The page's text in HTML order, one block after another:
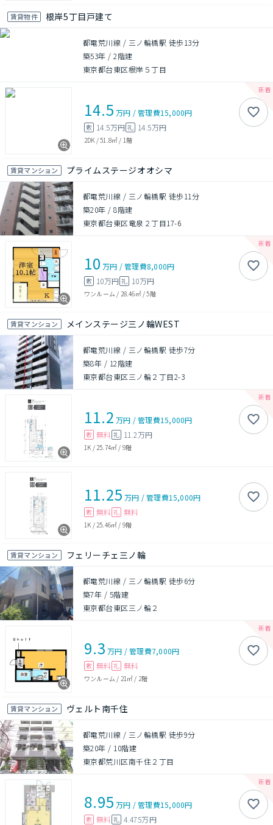
賃貸物件 根岸5丁目戸建て
都電荒川線 / 三ノ輪橋駅 徒歩13分
築53年 /2階建
東京都台東区根岸５丁目
14.5 万円 /管理費15,000円
敷 14.5万円 礼 14.5万円
2DK /51.8㎡ / 1階
賃貸マンション プライムステージオオシマ
都電荒川線 / 三ノ輪橋駅 徒歩11分
築20年 /8階建
東京都台東区竜泉２丁目17-6
10 万円 /管理費8,000円
敷 10万円 礼 10万円
ワンルーム / 28.46㎡/5階
賃貸マンション メインステージ三ノ輪WEST
都電荒川線 / 三ノ輪橋駅 徒歩7分
築8年 / 12階建
東京都台東区三ノ輪２丁目2-3
11.2 万円 /管理費15,000円
敷 無料 礼 11.2万円
1K / 25.74㎡ / 9階
11.25 万円 /管理費15,000円
敷 無料 礼 無料
1K / 25.46㎡ / 9階
賃貸マンション フェリーチェ三ノ輪
都電荒川線 / 三ノ輪橋駅 徒歩6分
築7年 / 5階建
東京都台東区三ノ輪２
9.3 万円 /管理費7,000円
敷 無料 礼 無料
ワンルーム / 21㎡ / 2階
賃貸マンション ヴェルト南千住
都電荒川線 / 三ノ輪橋駅 徒歩9分
築20年 / 10階建
東京都荒川区南千住２丁目
8.95 万円 /管理費15,000円
敷 無料 礼 4.475万円